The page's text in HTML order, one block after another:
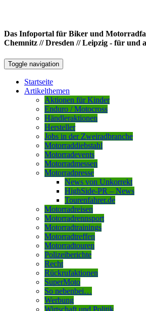
Das Infoportal für Biker und
Chemnitz // Dresden // Leipzig - für und
Toggle navigation
Startseite
Artikelthemen
Aktionen für Kinder
Enduro / Motocross
Händleraktionen
Hersteller
Jobs in der Zweiradbranche
Motorraddiebstahl
Motorradevents
Motorradmessen
Motorradpresse
News von Unkorrekt
HighSide-PR – News
Tourenfahrer.de
Motorradreisen
Motorradrennsport
Motorradtrainings
Motorradtreffen
Motorradtouren
Polizeiberichte
Recht
Rückrufaktionen
SuperMoto
So nebenbei…
Werbung
Wirtschaft und Politik